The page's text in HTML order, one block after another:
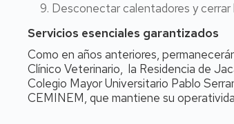
Desconectar calentadores y
Servicios esenciales garantizados
Como en años anteriores,
Clínico Veterinario, la Residencia de
Colegio Mayor Universitario Pablo
CEMINEM, que mantiene su